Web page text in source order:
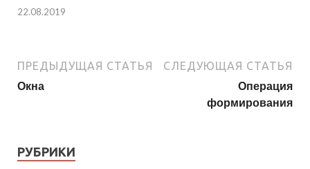
22.08.2019
ПРЕДЫДУЩАЯ СТАТЬЯ
Окна
СЛЕДУЮЩАЯ СТАТЬЯ
Операция
формирования
РУБРИКИ